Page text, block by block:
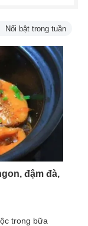
Nổi bật trong tuần
đậm đà,
trong bữa